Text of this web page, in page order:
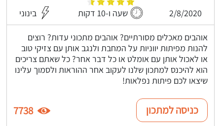
2/8/2020 שעה ו-10 דקות בינוני
אוהבים מאכלים מסורתיים? אוהבים מתכוני עדות? רוצים
להנות מפיתות יווניות על המחבת ולנגב אותן עם צזיקי טוב
או לאכול אותן עם אומלט או כל דבר אחר? כל שאתם צריכים
הוא להיכנס למתכון שלנו לעקוב אחר ההוראות ולסמוך עלינו
שיצאו לכם פיתות נפלאות!
כניסה למתכון 7738